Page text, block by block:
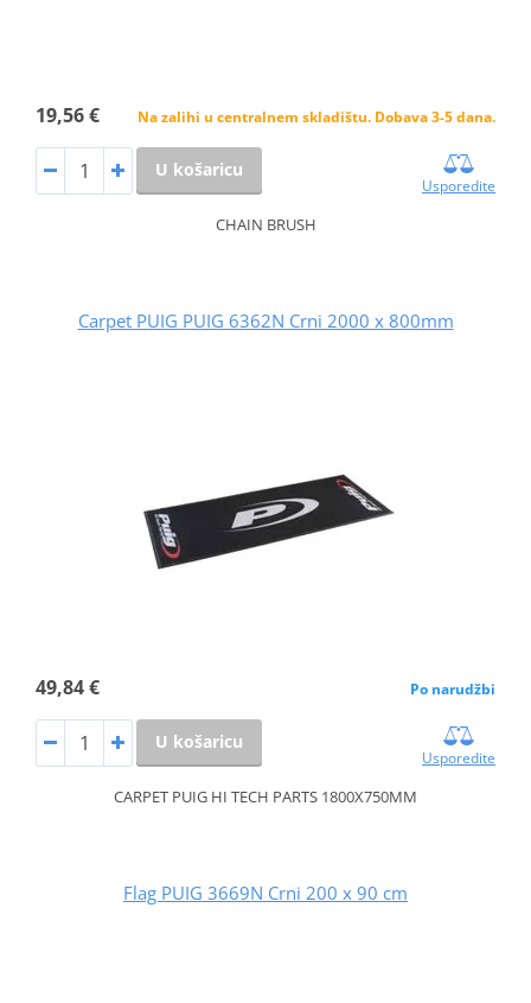
19,56 € Na zalihi u centralnem skladištu. Dobava 3-5 dana.
U košaricu
Usporedite
CHAIN BRUSH
Carpet PUIG PUIG 6362N Crni 2000 x 800mm
49,84 € Po narudžbi
U košaricu
Usporedite
CARPET PUIG HI TECH PARTS 1800X750MM
Flag PUIG 3669N Crni 200 x 90 cm